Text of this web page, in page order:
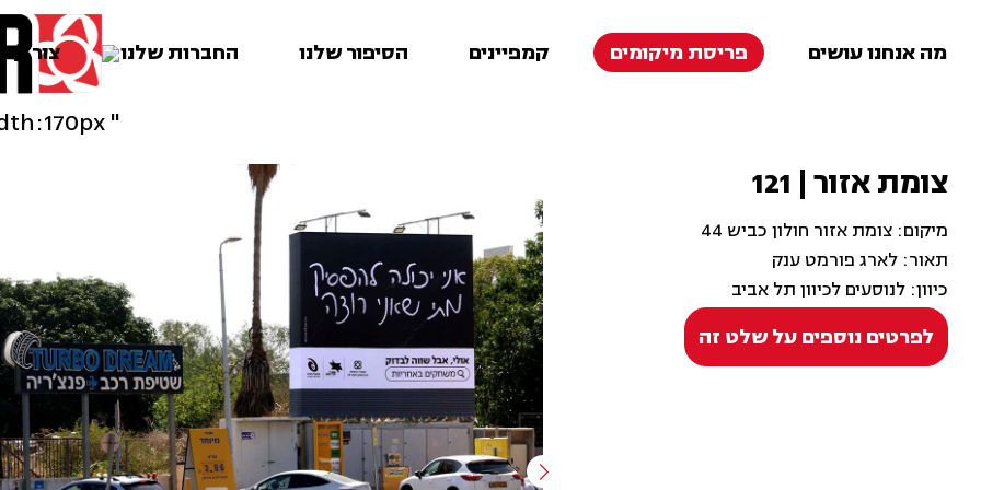
" class="img-responsive" style="max-width:170px;" />
מה אנחנו עושים פריסת מיקומים קמפיינים הסיפור שלנו החברות שלנו צור
צומת אזור | 121
מיקום: צומת אזור חולון כביש 44
תאור: לארג פורמט ענק
כיוון: לנוסעים לכיוון תל אביב
לפרטים נוספים על שלט זה